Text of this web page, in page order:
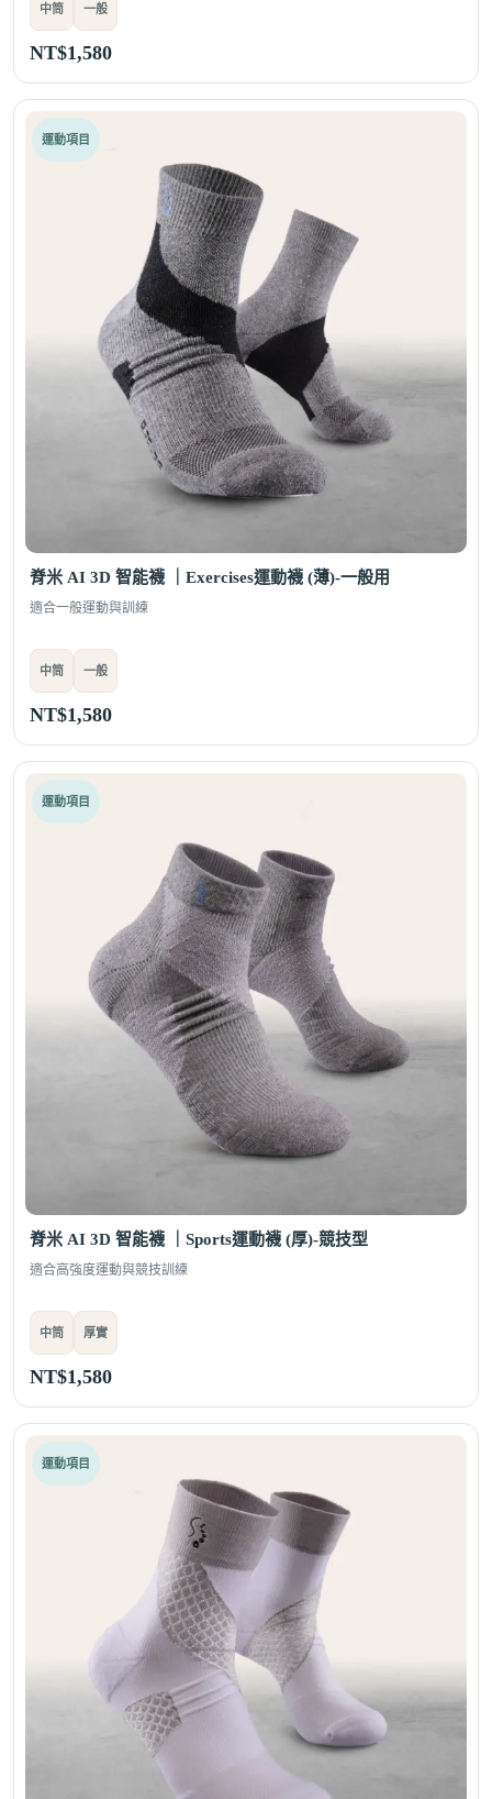
中筒 一般
NT$1,580
運動項目
脊米 AI 3D 智能襪 ｜Exercises運動襪 (薄)-一般用
適合一般運動與訓練
中筒 一般
NT$1,580
運動項目
脊米 AI 3D 智能襪 ｜Sports運動襪 (厚)-競技型
適合高強度運動與競技訓練
中筒 厚實
NT$1,580
運動項目